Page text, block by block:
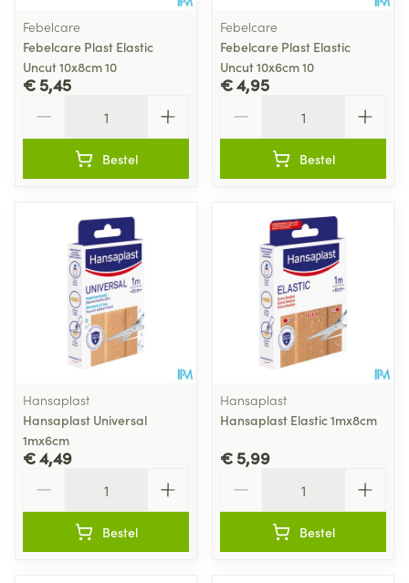
Febelcare
Febelcare Plast Elastic
Uncut 10x8cm 10
€ 5,45
Bestel
Febelcare
Febelcare Plast Elastic
Uncut 10x6cm 10
€ 4,95
Bestel
Hansaplast
Hansaplast Universal
1mx6cm
€ 4,49
Bestel
Hansaplast
Hansaplast Elastic 1mx8cm
€ 5,99
Bestel